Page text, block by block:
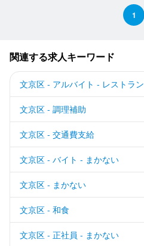
1
関連する求人キーワード
文京区 - アルバイト - レストラン
文京区 - 調理補助
文京区 - 交通費支給
文京区 - バイト - まかない
文京区 - まかない
文京区 - 和食
文京区 - 正社員 - まかない